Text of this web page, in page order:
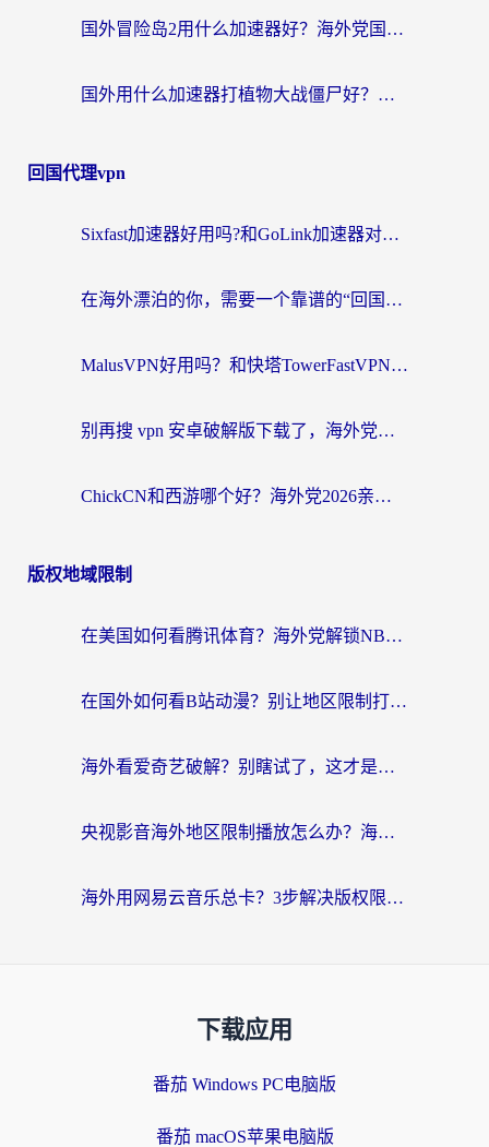
国外冒险岛2用什么加速器好？海外党国服游戏畅玩全攻略（附鸣潮哈利波特加速技巧）
国外用什么加速器打植物大战僵尸好？海外党国服游戏加速终极指南
回国代理vpn
Sixfast加速器好用吗?和GoLink加速器对比哪个回国效果更好?海外党亲测实用指南
在海外漂泊的你，需要一个靠谱的“回国机场”
MalusVPN好用吗？和快塔TowerFastVPN对比哪个回国效果更好？海外党亲测实用指南
别再搜 vpn 安卓破解版下载了，海外党回国上网的正确姿势在这里
ChickCN和西游哪个好？海外党2026亲测回国加速器选择指南（附expressvpn中国对比）
版权地域限制
在美国如何看腾讯体育？海外党解锁NBA欧洲杯直播的终极攻略
在国外如何看B站动漫？别让地区限制打断你的追番节奏
海外看爱奇艺破解？别瞎试了，这才是留学生华人追剧看球的正确打开方式
央视影音海外地区限制播放怎么办？海外党亲测有效的回国加速指南
海外用网易云音乐总卡？3步解决版权限制+卡顿，还能听喜马拉雅！
下载应用
番茄 Windows PC电脑版
番茄 macOS苹果电脑版